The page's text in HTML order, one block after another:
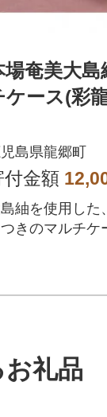
場奄美大
ケース(彩
島県龍郷町
付金額
紬を使用した
きのマルチケ
礼品